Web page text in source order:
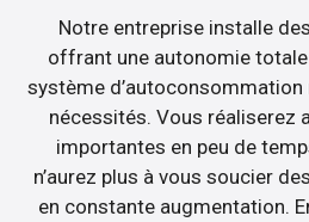
Notre entreprise installe
offrant une autonomie
système d’autoconsommation
nécessités. Vous réaliserez
importantes en peu de
n’aurez plus à vous soucier
en constante augmentation.